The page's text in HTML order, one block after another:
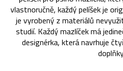
vlastnoručně, každý pelíšek je
je vyrobený z materiálů
studií. Každý mazlíček má
designérka, která navrhuje